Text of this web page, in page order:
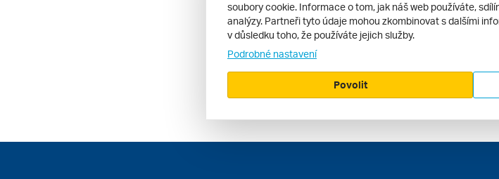
soubory cookie. Informace o tom, jak náš web používáte,
analýzy. Partneři tyto údaje mohou zkombinovat s dalšími
v důsledku toho, že používáte jejich služby.
Podrobné nastavení
Povolit